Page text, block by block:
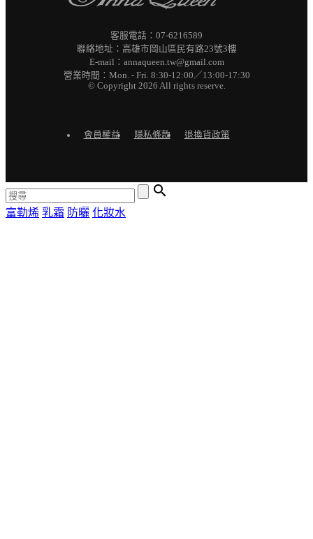
客服電話：07-6216589
聯絡地址：高雄市岡山區民有路23號3樓
E-mail：annaqueen.tw@gmail.com
營業時間：Mon. - Fri. 8:30-12:00／13:00-17:30
© Copyright 2026 All rights reserve.
會員權益 隱私條款 退換貨政策

富勒烯 乳霜 防曬 化妝水